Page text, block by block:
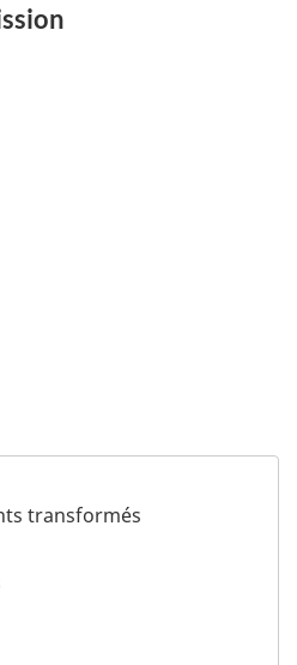
transformés